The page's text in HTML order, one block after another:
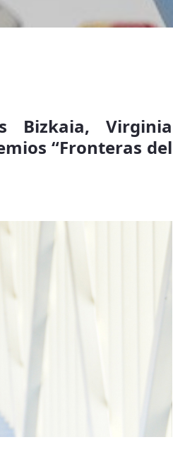
Bizkaia, Virginia
“Fronteras del